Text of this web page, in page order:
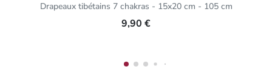
Drapeaux tibétains 7 chakras - 15x20 cm - 105 cm
9,90 €